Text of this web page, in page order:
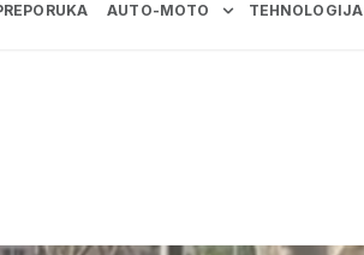
AUTO-MOTO TEHNOLOGIJA